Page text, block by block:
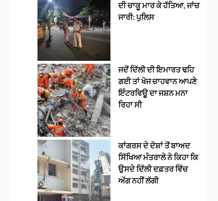
ਦੀ ਚਾਕੂ ਮਾਰ ਕੇ ਹੱਤਿਆ, ਜਾਂਚ
ਜਾਰੀ: ਪੁਲਿਸ
ਜਦੋਂ ਦਿੱਲੀ ਦੀ ਇਮਾਰਤ ਢਹਿ
ਗਈ ਤਾਂ ਖੋਜ ਚਾਹਵਾਨ ਆਪਣੇ
ਇੰਟਰਵਿਊ ਦਾ ਜਸ਼ਨ ਮਨਾ
ਰਿਹਾ ਸੀ
ਕਾਂਗਰਸ ਦੇ ਦੋਸ਼ਾਂ ਤੋਂ ਬਾਅਦ
ਸਿੱਖਿਆ ਮੰਤਰਾਲੇ ਨੇ ਕਿਹਾ ਕਿ
ਉਸਦੇ ਦਿੱਲੀ ਦਫ਼ਤਰ ਵਿੱਚ
ਅੱਗ ਨਹੀਂ ਲੱਗੀ